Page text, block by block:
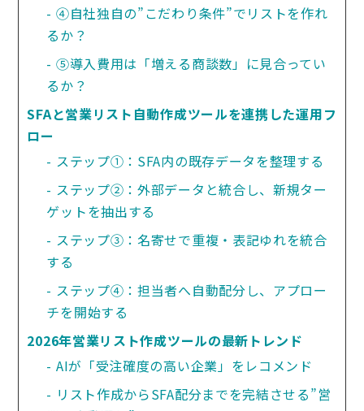
④自社独自の”こだわり条件”でリストを作れ
るか？
⑤導入費用は「増える商談数」に見合ってい
るか？
SFAと営業リスト自動作成ツールを連携した運用フ
ロー
ステップ①：SFA内の既存データを整理する
ステップ②：外部データと統合し、新規ター
ゲットを抽出する
ステップ③：名寄せで重複・表記ゆれを統合
する
ステップ④：担当者へ自動配分し、アプロー
チを開始する
2026年営業リスト作成ツールの最新トレンド
AIが「受注確度の高い企業」をレコメンド
リスト作成からSFA配分までを完結させる”営